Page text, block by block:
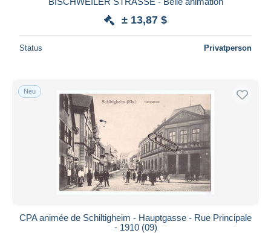
Wohnsitz des Verkäufers
Übernehmen
± 13,87 $
Status Privatperson
Neu
CPA animée de Schiltigheim - Hauptgasse - Rue Principale
- 1910 (09)